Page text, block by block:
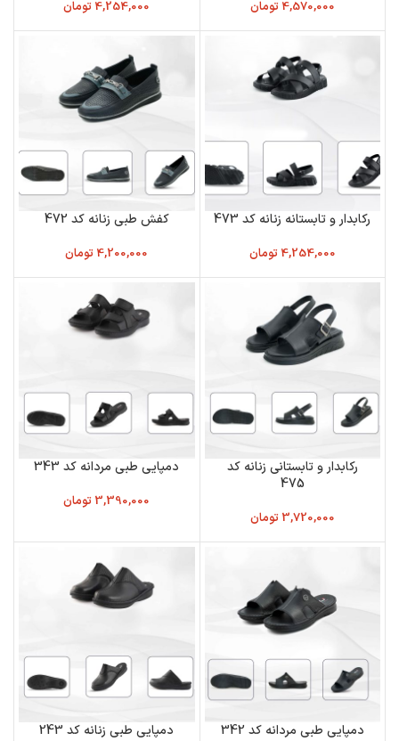
4,570,000 تومان 4,254,000 تومان
رکابدار و تابستانه زنانه کد 473
4,254,000 تومان
کفش طبی زنانه کد 472
4,200,000 تومان
رکابدار و تابستانی زنانه کد
475
3,720,000 تومان
دمپایی طبی مردانه کد 343
3,390,000 تومان
دمپایی طبی مردانه کد 342 دمپایی طبی زنانه کد 243